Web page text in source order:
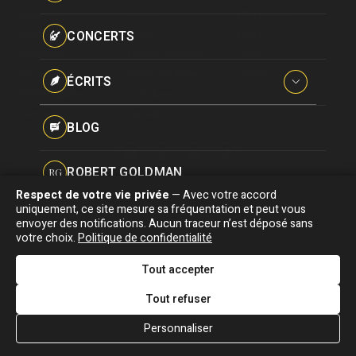
Pseudonymes
CONCERTS
ÉCRITS
Interviews
Hommages
BLOG
RG ROBERT GOLDMAN
PG PIERRE GOLDMAN
J&MJJG & MOI
Biographie
Discographie
Vidéographie
Concerts
Blog
Association "Parler d'sa vie" © Depuis 1997 - Tous droits réservés |
Signaler une erreur |Confidentialité|Gestion des cookies|Dernière
mise à jour : 05/08/2026
DESIGNED &
DEVELOPED BY
Respect de votre vie privée — Avec votre accord
uniquement, ce site mesure sa fréquentation et peut vous
envoyer des notifications. Aucun traceur n’est déposé sans
votre choix.Politique de confidentialité
Tout accepter
Tout refuser
Personnaliser